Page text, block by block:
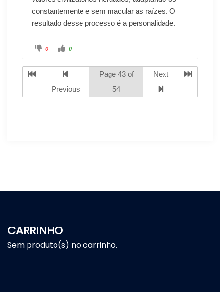
constantemente e sem macular as raízes. O
resultado desse processo é a personalidade.
0 0
Previous
Page 43 of
54
Next
CARRINHO
Sem produto(s) no carrinho.